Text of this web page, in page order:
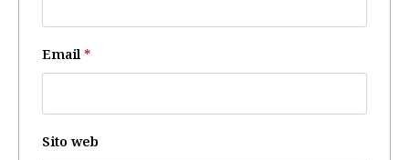
Email *
Sito web